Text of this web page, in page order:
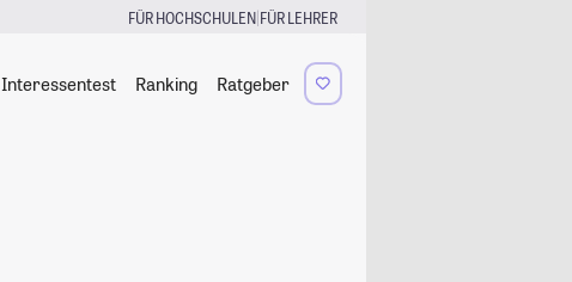
FÜR HOCHSCHULEN|FÜR LEHRER
Interessentest Ranking Ratgeber